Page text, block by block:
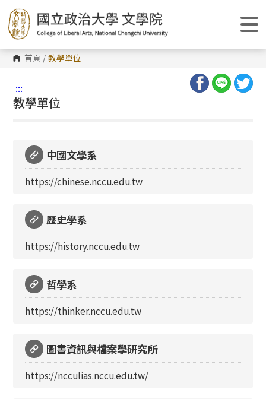
跳
到
主
要
內
容
區 首頁 / 教學單位
:::
教學單位
中國文學系
https://chinese.nccu.edu.tw
歷史學系
https://history.nccu.edu.tw
哲學系
https://thinker.nccu.edu.tw
圖書資訊與檔案學研究所
https://ncculias.nccu.edu.tw/